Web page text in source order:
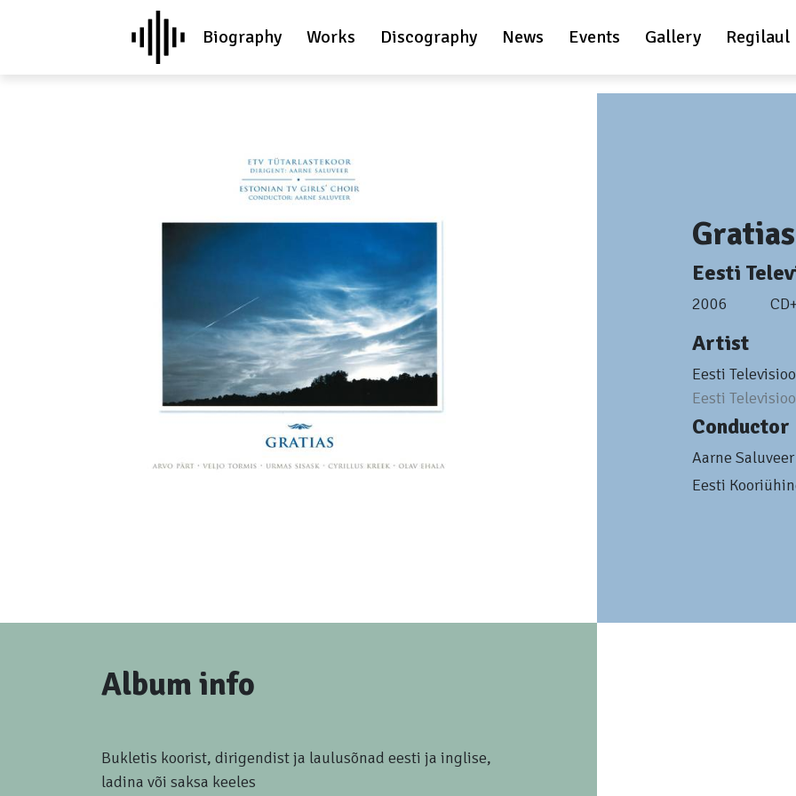
Biography Works Discography News Events Gallery Regilaul
Gratias
Eesti
2006
Artist
Eesti
Eesti
Conductor
Aarne Saluveer
Eesti
Album info
Bukletis koorist, dirigendist ja laulusõnad eesti ja inglise,
ladina või saksa keeles